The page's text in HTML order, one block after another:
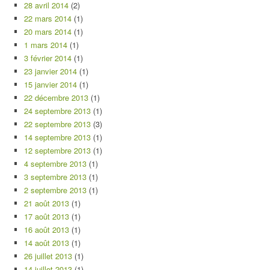
28 avril 2014 (2)
22 mars 2014 (1)
20 mars 2014 (1)
1 mars 2014 (1)
3 février 2014 (1)
23 janvier 2014 (1)
15 janvier 2014 (1)
22 décembre 2013 (1)
24 septembre 2013 (1)
22 septembre 2013 (3)
14 septembre 2013 (1)
12 septembre 2013 (1)
4 septembre 2013 (1)
3 septembre 2013 (1)
2 septembre 2013 (1)
21 août 2013 (1)
17 août 2013 (1)
16 août 2013 (1)
14 août 2013 (1)
26 juillet 2013 (1)